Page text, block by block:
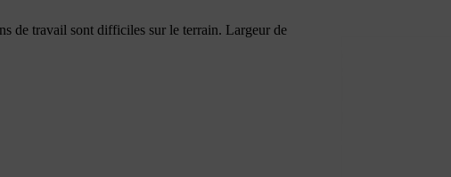
de travail sont difficiles sur le terrain. Largeur de